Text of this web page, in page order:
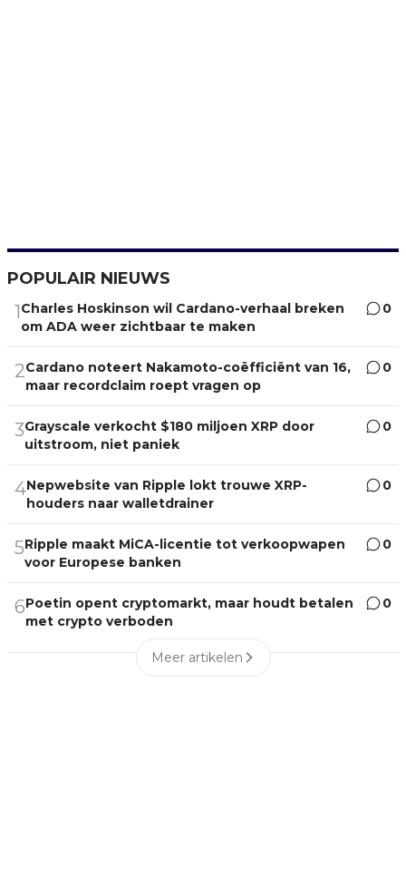
POPULAIR NIEUWS
1Charles Hoskinson wil Cardano-verhaal breken
om ADA weer zichtbaar te maken
0
2Cardano noteert Nakamoto-coëfficiënt van 16,
maar recordclaim roept vragen op
0
3Grayscale verkocht $180 miljoen XRP door
uitstroom, niet paniek
0
4Nepwebsite van Ripple lokt trouwe XRP-
houders naar walletdrainer
0
5Ripple maakt MiCA-licentie tot verkoopwapen
voor Europese banken
0
6Poetin opent cryptomarkt, maar houdt betalen
met crypto verboden
0
Meer artikelen